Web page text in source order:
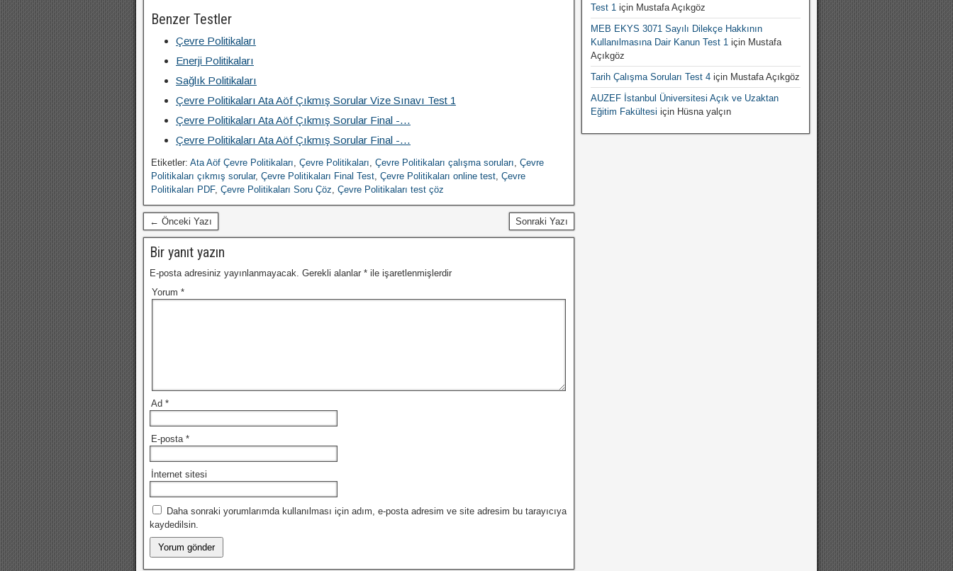
Benzer Testler
Çevre Politikaları
Enerji Politikaları
Sağlık Politikaları
Çevre Politikaları Ata Aöf Çıkmış Sorular Vize Sınavı Test 1
Çevre Politikaları Ata Aöf Çıkmış Sorular Final -…
Çevre Politikaları Ata Aöf Çıkmış Sorular Final -…
Etiketler: Ata Aöf Çevre Politikaları, Çevre Politikaları, Çevre Politikaları çalışma soruları, Çevre
Politikaları çıkmış sorular, Çevre Politikaları Final Test, Çevre Politikaları online test, Çevre
Politikaları PDF, Çevre Politikaları Soru Çöz, Çevre Politikaları test çöz
← Önceki Yazı Sonraki Yazı
Bir yanıt yazın
E-posta adresiniz yayınlanmayacak. Gerekli alanlar * ile işaretlenmişlerdir
Yorum *
Ad *
E-posta *
İnternet sitesi
Daha sonraki yorumlarımda kullanılması için adım, e-posta adresim ve site adresim bu tarayıcıya
kaydedilsin.
Test 1için Mustafa Açıkgöz
MEB EKYS 3071 Sayılı Dilekçe Hakkının
Kullanılmasına Dair Kanun Test 1için Mustafa
Açıkgöz
Tarih Çalışma Soruları Test 4için Mustafa Açıkgöz
AUZEF İstanbul Üniversitesi Açık ve Uzaktan
Eğitim Fakültesi için Hüsna yalçın